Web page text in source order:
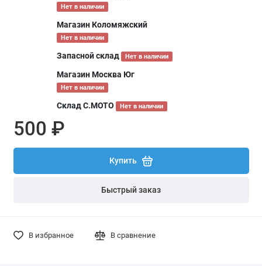
Нет в наличии
Магазин Коломяжский
Нет в наличии
Запасной склад Нет в наличии
Магазин Москва Юг
Нет в наличии
Склад С.МОТО Нет в наличии
500 ₽
Купить
Быстрый заказ
В избранное В сравнение